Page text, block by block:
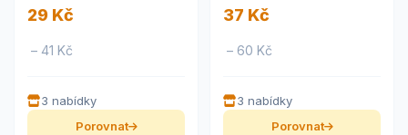
29 Kč
– 41 Kč
3 nabídky
Porovnat
37 Kč
– 60 Kč
3 nabídky
Porovnat